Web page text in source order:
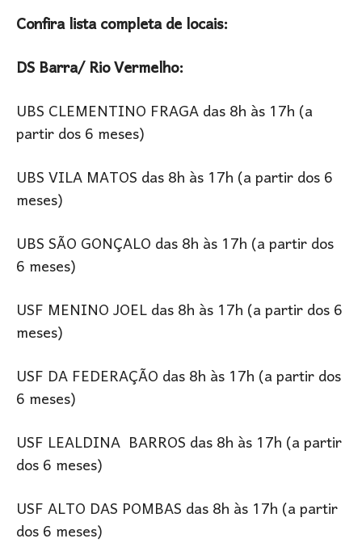
Confira lista completa de locais:
DS Barra/ Rio Vermelho:
UBS CLEMENTINO FRAGA das 8h às 17h (a
partir dos 6 meses)
UBS VILA MATOS das 8h às 17h (a partir dos 6
meses)
UBS SÃO GONÇALO das 8h às 17h (a partir dos
6 meses)
USF MENINO JOEL das 8h às 17h (a partir dos 6
meses)
USF DA FEDERAÇÃO das 8h às 17h (a partir dos
6 meses)
USF LEALDINA BARROS das 8h às 17h (a partir
dos 6 meses)
USF ALTO DAS POMBAS das 8h às 17h (a partir
dos 6 meses)